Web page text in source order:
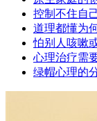
控制不住自
道理都懂为
怕别人咳嗽
心理治疗需
绿帽心理的